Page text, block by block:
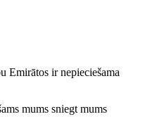
Emirātos ir nepieciešama
mums sniegt mums